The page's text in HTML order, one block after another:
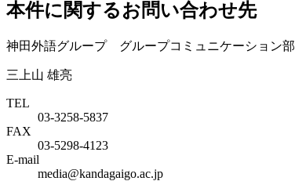
本件に関するお問い合わせ先
神田外語グループ グループコミュニケーション部
三上山 雄亮
TEL
03-3258-5837
FAX
03-5298-4123
E-mail
media@kandagaigo.ac.jp